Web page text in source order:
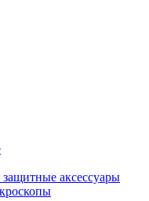
аксессуары